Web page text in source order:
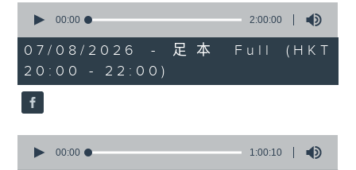
Harry GONZÁLEZ
Future?) (10’)
Yuval MEDINA
Together Again (10’)
Bright SHENG
Arthur YUEN
seconds
2
hours,
0
seconds
00:00 2:00:00
07/08/2026 - 足本 Full (HKT
20:00 - 22:00)
seconds
00:00 1:00:10